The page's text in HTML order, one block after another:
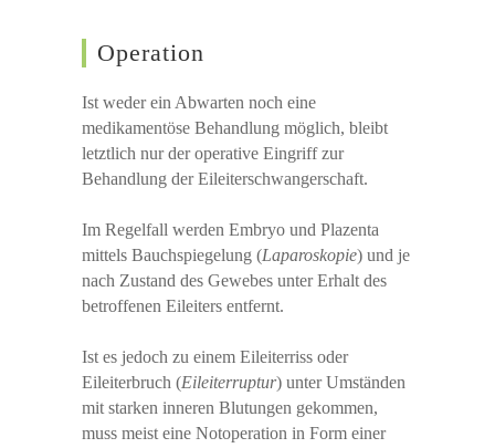
Operation
Ist weder ein Abwarten noch eine
medikamentöse Behandlung möglich, bleibt
letztlich nur der operative Eingriff zur
Behandlung der Eileiterschwangerschaft.
Im Regelfall werden Embryo und Plazenta
mittels Bauchspiegelung (Laparoskopie) und je
nach Zustand des Gewebes unter Erhalt des
betroffenen Eileiters entfernt.
Ist es jedoch zu einem Eileiterriss oder
Eileiterbruch (Eileiterruptur) unter Umständen
mit starken inneren Blutungen gekommen,
muss meist eine Notoperation in Form einer